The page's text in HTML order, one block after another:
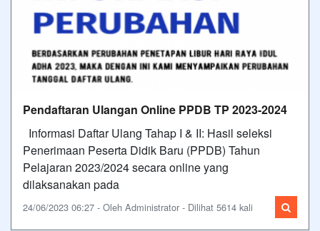
Pendaftaran Ulangan Online PPDB TP 2023-2024
Informasi Daftar Ulang Tahap I & II: Hasil seleksi
Penerimaan Peserta Didik Baru (PPDB) Tahun
Pelajaran 2023/2024 secara online yang
dilaksanakan pada
24/06/2023 06:27 - Oleh Administrator - Dilihat 5614 kali